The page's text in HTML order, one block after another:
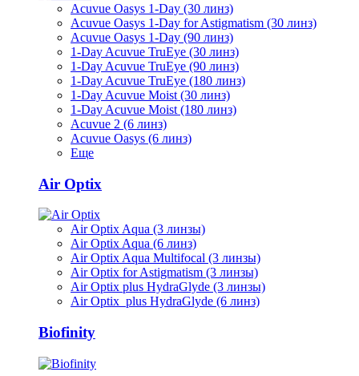
Acuvue Oasys 1-Day (30 линз)
Acuvue Oasys 1-Day for Astigmatism (30 линз)
Acuvue Oasys 1-Day (90 линз)
1-Day Acuvue TruEye (30 линз)
1-Day Acuvue TruEye (90 линз)
1-Day Acuvue TruEye (180 линз)
1-Day Acuvue Moist (30 линз)
1-Day Acuvue Moist (180 линз)
Acuvue 2 (6 линз)
Acuvue Oasys (6 линз)
Еще
Air Optix
Air Optix Aqua (3 линзы)
Air Optix Aqua (6 линз)
Air Optix Aqua Multifocal (3 линзы)
Air Optix for Astigmatism (3 линзы)
Air Optix plus HydraGlyde (3 линзы)
Air Optix plus HydraGlyde (6 линз)
Biofinity